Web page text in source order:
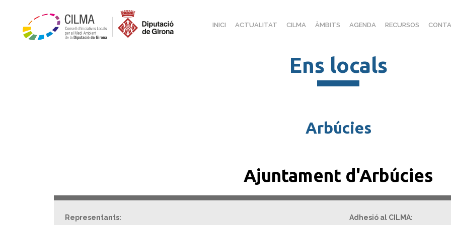
INICI ACTUALITAT CILMA ÀMBITS AGENDA RECURSOS
Ens locals
Arbúcies
Ajuntament d'Arbúcies
Representants: Adhesió al CILMA: